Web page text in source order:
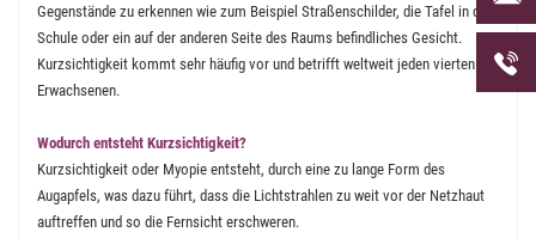
Gegenstände zu erkennen wie zum Beispiel Straßenschilder, die Tafel in der
Schule oder ein auf der anderen Seite des Raums befindliches Gesicht.
Kurzsichtigkeit kommt sehr häufig vor und betrifft weltweit jeden vierten
Erwachsenen.
Wodurch entsteht Kurzsichtigkeit?
Kurzsichtigkeit oder Myopie entsteht, durch eine zu lange Form des
Augapfels, was dazu führt, dass die Lichtstrahlen zu weit vor der Netzhaut
auftreffen und so die Fernsicht erschweren.
uns
uns